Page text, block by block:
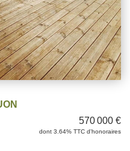
570 000 €
dont 3.64% TTC d'honoraires